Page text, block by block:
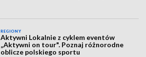
REGIONY
Aktywni Lokalnie z cyklem eventów
„Aktywni on tour". Poznaj różnorodne
oblicze polskiego sportu